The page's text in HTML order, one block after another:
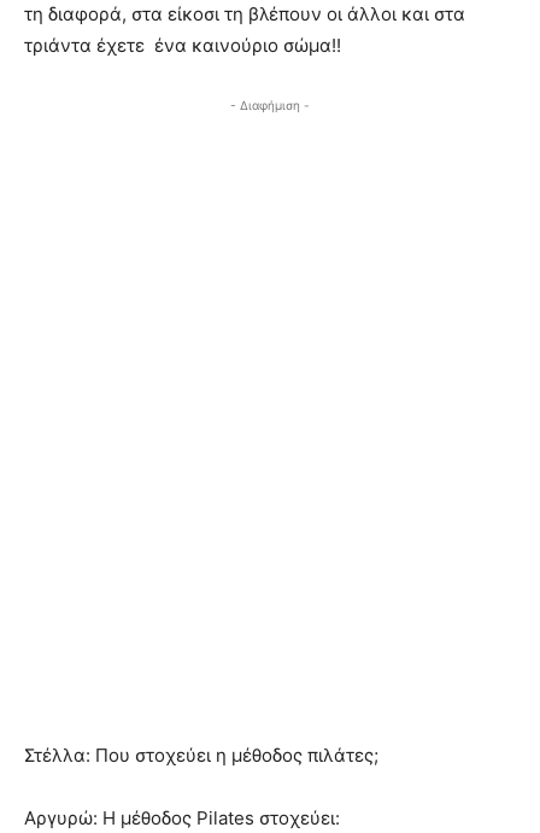
τη διαφορά, στα είκοσι τη βλέπουν οι άλλοι και στα
τριάντα έχετε ένα καινούριο σώμα!!
- Διαφήμιση -
Στέλλα: Που στοχεύει η μέθοδος πιλάτες;
Αργυρώ: Η μέθοδος Pilates στοχεύει: